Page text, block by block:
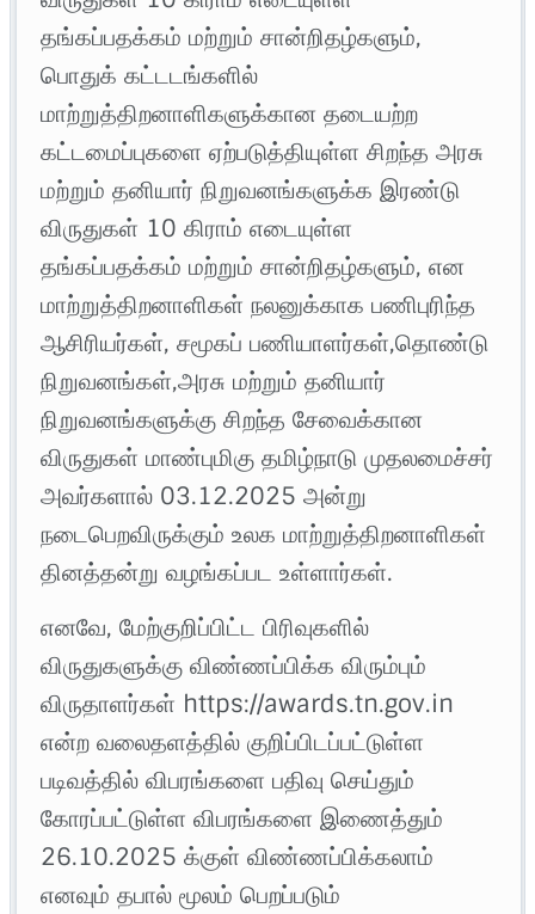
தங்கப்பதக்கம் மற்றும் சான்றிதழ்களும்,
பொதுக் கட்டடங்களில்
மாற்றுத்திறனாளிகளுக்கான தடையற்ற
கட்டமைப்புகளை ஏற்படுத்தியுள்ள சிறந்த அரசு
மற்றும் தனியார் நிறுவனங்களுக்க இரண்டு
விருதுகள் 10 கிராம் எடையுள்ள
தங்கப்பதக்கம் மற்றும் சான்றிதழ்களும், என
மாற்றுத்திறனாளிகள் நலனுக்காக பணிபுரிந்த
ஆசிரியர்கள், சமூகப் பணியாளர்கள்,தொண்டு
நிறுவனங்கள்,அரசு மற்றும் தனியார்
நிறுவனங்களுக்கு சிறந்த சேவைக்கான
விருதுகள் மாண்புமிகு தமிழ்நாடு முதலமைச்சர்
அவர்களால் 03.12.2025 அன்று
நடைபெறவிருக்கும் உலக மாற்றுத்திறனாளிகள்
தினத்தன்று வழங்கப்பட உள்ளார்கள்.
எனவே, மேற்குறிப்பிட்ட பிரிவுகளில்
விருதுகளுக்கு விண்ணப்பிக்க விரும்பும்
விருதாளர்கள் https://awards.tn.gov.in
என்ற வலைதளத்தில் குறிப்பிடப்பட்டுள்ள
படிவத்தில் விபரங்களை பதிவு செய்தும்
கோரப்பட்டுள்ள விபரங்களை இணைத்தும்
26.10.2025 க்குள் விண்ணப்பிக்கலாம்
எனவும் தபால் மூலம் பெறப்படும்